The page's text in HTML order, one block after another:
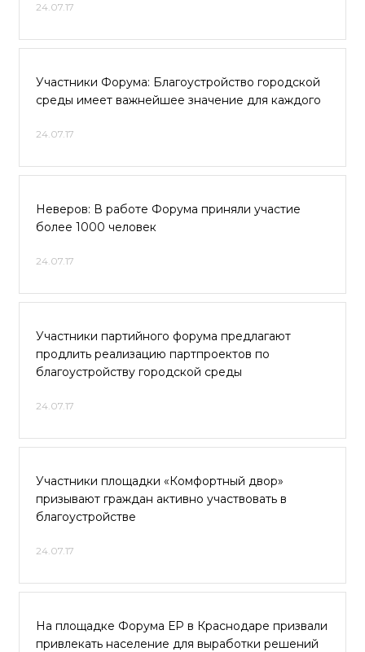
24.07.17
Участники Форума: Благоустройство городской
среды имеет важнейшее значение для каждого
24.07.17
Неверов: В работе Форума приняли участие
более 1000 человек
24.07.17
Участники партийного форума предлагают
продлить реализацию партпроектов по
благоустройству городской среды
24.07.17
Участники площадки «Комфортный двор»
призывают граждан активно участвовать в
благоустройстве
24.07.17
На площадке Форума ЕР в Краснодаре призвали
привлекать население для выработки решений